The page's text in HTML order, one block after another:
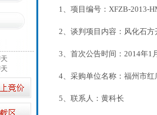
1、项目编号： XFZB-2013-
2、谈判项目内容：风化石
3、首次公告时间：2014年1
4、采购单位名称：福州市
5、联系人：黄科长